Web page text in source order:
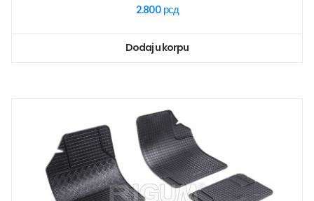
2.800 рсд
Dodaj u korpu